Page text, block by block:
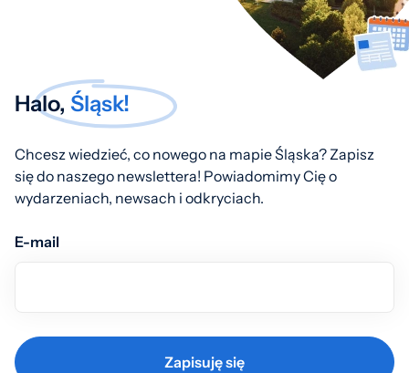
Halo, Śląsk!
Chcesz wiedzieć, co nowego na mapie Śląska? Zapisz
się do naszego newslettera! Powiadomimy Cię o
wydarzeniach, newsach i odkryciach.
E-mail
Zapisuję się